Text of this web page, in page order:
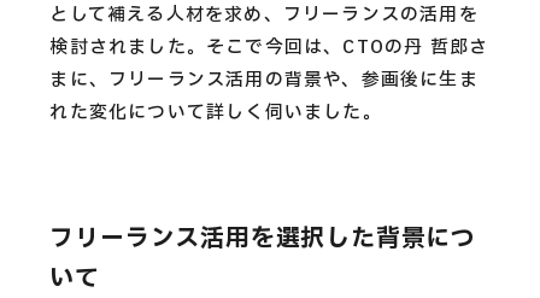
として補える人材を求め、フリーランスの活用を
検討されました。そこで今回は、CTOの丹 哲郎さ
まに、フリーランス活用の背景や、参画後に生ま
れた変化について詳しく伺いました。
フリーランス活用を選択した背景につ
いて